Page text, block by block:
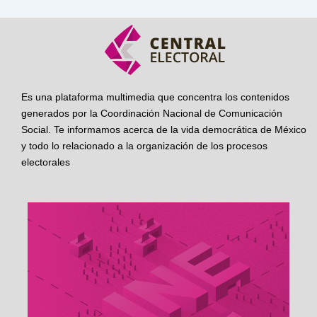
Es una plataforma multimedia que concentra los contenidos
generados por la Coordinación Nacional de Comunicación
Social. Te informamos acerca de la vida democrática de México
y todo lo relacionado a la organización de los procesos
electorales